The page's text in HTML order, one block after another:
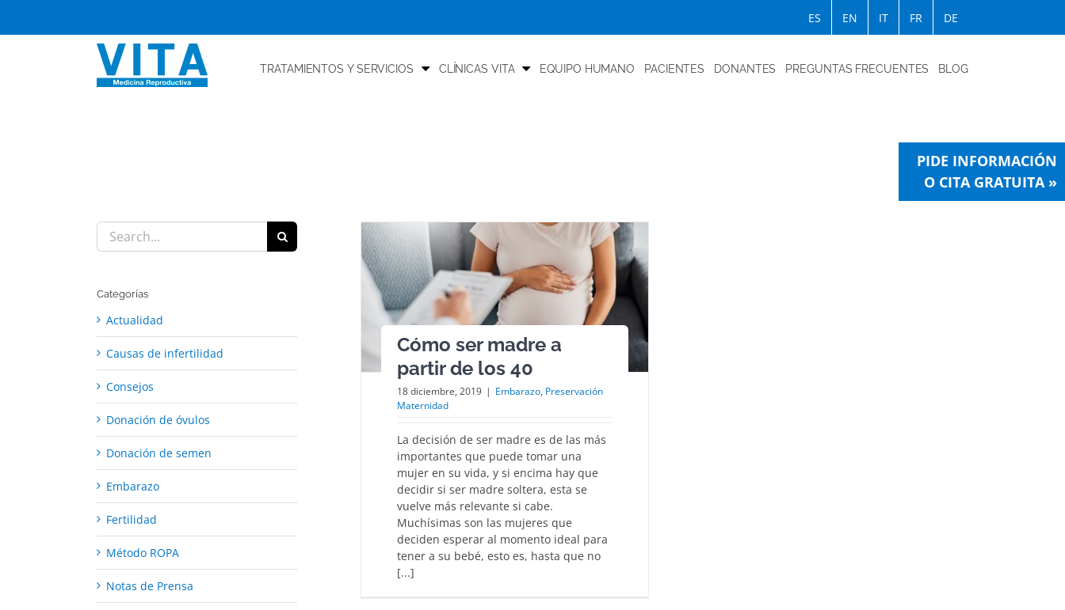
ES EN IT FR DE
TRATAMIENTOS Y SERVICIOS CLÍNICAS VITA EQUIPO HUMANO PACIENTES DONANTES PREGUNTAS FRECUENTES BLOG
PIDE INFORMACIÓN
O CITA GRATUITA »
Cómo ser madre a
partir de los 40
18 diciembre, 2019 | Embarazo, Preservación
Maternidad
La decisión de ser madre es de las más
importantes que puede tomar una
mujer en su vida, y si encima hay que
decidir si ser madre soltera, esta se
vuelve más relevante si cabe.
Muchísimas son las mujeres que
deciden esperar al momento ideal para
tener a su bebé, esto es, hasta que no
[...]
Search
for:
Categorías
Actualidad
Causas de infertilidad
Consejos
Donación de óvulos
Donación de semen
Embarazo
Fertilidad
Método ROPA
Notas de Prensa